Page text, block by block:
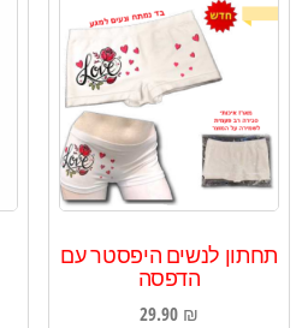
תחתון לנשים היפסטר עם
הדפסה
29.90 ₪